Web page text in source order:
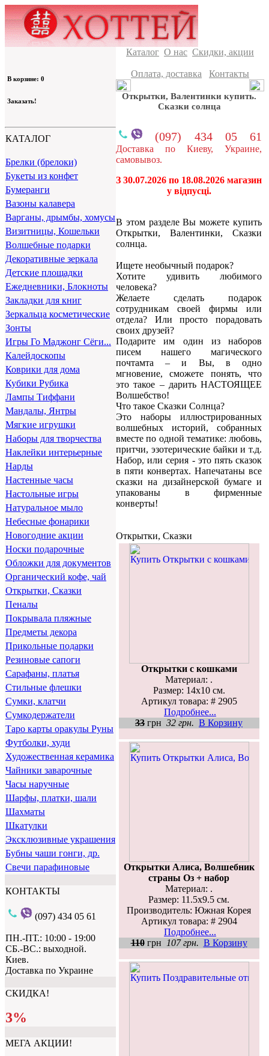
В корзине: 0
Заказать!
КАТАЛОГ
Брелки (брелоки)
Букеты из конфет
Бумеранги
Вазоны калавера
Варганы, дрымбы, хомусы
Визитницы, Кошельки
Волшебные подарки
Декоративные зеркала
Детские площадки
Ежедневники, Блокноты
Закладки для книг
Зеркальца косметические
Зонты
Игры Го Маджонг Сёги...
Калейдоскопы
Коврики для дома
Кубики Рубика
Лампы Тиффани
Мандалы, Янтры
Мягкие игрушки
Наборы для творчества
Наклейки интерьерные
Нарды
Настенные часы
Настольные игры
Натуральное мыло
Небесные фонарики
Новогодние акции
Носки подарочные
Обложки для документов
Органический кофе, чай
Открытки, Сказки
Пеналы
Покрывала пляжные
Предметы декора
Прикольные подарки
Резиновые сапоги
Сарафаны, платья
Стильные флешки
Сумки, клатчи
Сумкодержатели
Таро карты оракулы Руны
Футболки, худи
Художественная керамика
Чайники заварочные
Часы наручные
Шарфы, платки, шали
Шахматы
Шкатулки
Эксклюзивные украшения
Бубны чаши гонги, др.
Свечи парафиновые
КОНТАКТЫ
(097) 434 05 61
ПН.-ПТ.: 10:00 - 19:00
СБ.-ВС.: выходной.
Киев.
Доставка по Украине
СКИДКА!
3%
МЕГА АКЦИИ!
Каталог О нас Скидки, акции
Оплата, доставка Контакты
Открытки, Валентинки купить.
Сказки солнца
(097) 434 05 61
Доставка по Киеву, Украине,
самовывоз.
З 30.07.2026 по 18.08.2026 магазин
у відпусці.
В этом разделе Вы можете купить
Открытки, Валентинки, Сказки
солнца.
Ищете необычный подарок?
Хотите удивить любимого
человека?
Желаете сделать подарок
сотрудникам своей фирмы или
отдела? Или просто порадовать
своих друзей?
Подарите им один из наборов
писем нашего магического
почтамта – и Вы, в одно
мгновение, сможете понять, что
это такое – дарить НАСТОЯЩЕЕ
Волшебство!
Что такое Сказки Солнца?
Это наборы иллюстрированных
волшебных историй, собранных
вместе по одной тематике: любовь,
притчи, эзотерические байки и т.д.
Набор, или серия - это пять сказок
в пяти конвертах. Напечатаны все
сказки на дизайнерской бумаге и
упакованы в фирменные
конверты!
Открытки, Сказки
Открытки с кошками
Материал: .
Размер: 14х10 см.
Артикул товара: # 2905
Подробнее...
33 грн 32 грн. В Корзину
Открытки Алиса, Волшебник
страны Оз + набор
Материал: .
Размер: 11.5х9.5 см.
Производитель: Южная Корея
Артикул товара: # 2904
Подробнее...
110грн 107 грн. В Корзину